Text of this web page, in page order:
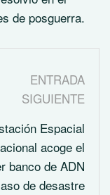
de posguerra.
ENTRADA
SIGUIENTE
Espacial
acoge el
banco de ADN
de desastre